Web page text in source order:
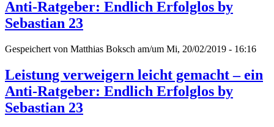
Anti-Ratgeber: Endlich Erfolglos by
Sebastian 23
Gespeichert von Matthias Boksch am/um Mi, 20/02/2019 - 16:16
Leistung verweigern leicht gemacht – ein
Anti-Ratgeber: Endlich Erfolglos by
Sebastian 23